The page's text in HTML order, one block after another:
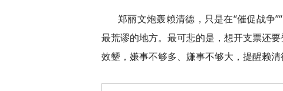
郑丽文炮轰赖清德，只是在“催促战争
最荒谬的地方。最可悲的是，想开支票还
效颦，嫌事不够多、嫌事不够大，提醒赖清